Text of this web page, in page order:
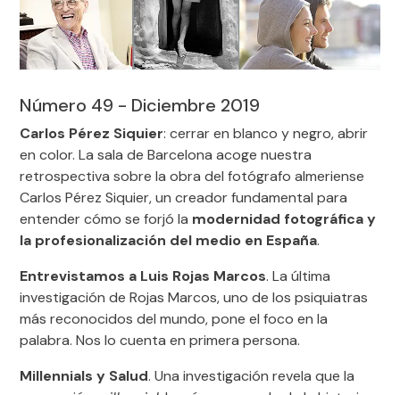
Número 49 - Diciembre 2019
Carlos Pérez Siquier: cerrar en blanco y negro, abrir
en color. La sala de Barcelona acoge nuestra
retrospectiva sobre la obra del fotógrafo almeriense
Carlos Pérez Siquier, un creador fundamental para
entender cómo se forjó la modernidad fotográfica y
la profesionalización del medio en España.
Entrevistamos a Luis Rojas Marcos. La última
investigación de Rojas Marcos, uno de los psiquiatras
más reconocidos del mundo, pone el foco en la
palabra. Nos lo cuenta en primera persona.
Millennials y Salud. Una investigación revela que la